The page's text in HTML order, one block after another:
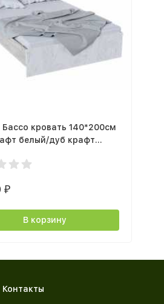
Бассо кровать 140*200см
белый/дуб крафт
₽
В корзину
Контакты